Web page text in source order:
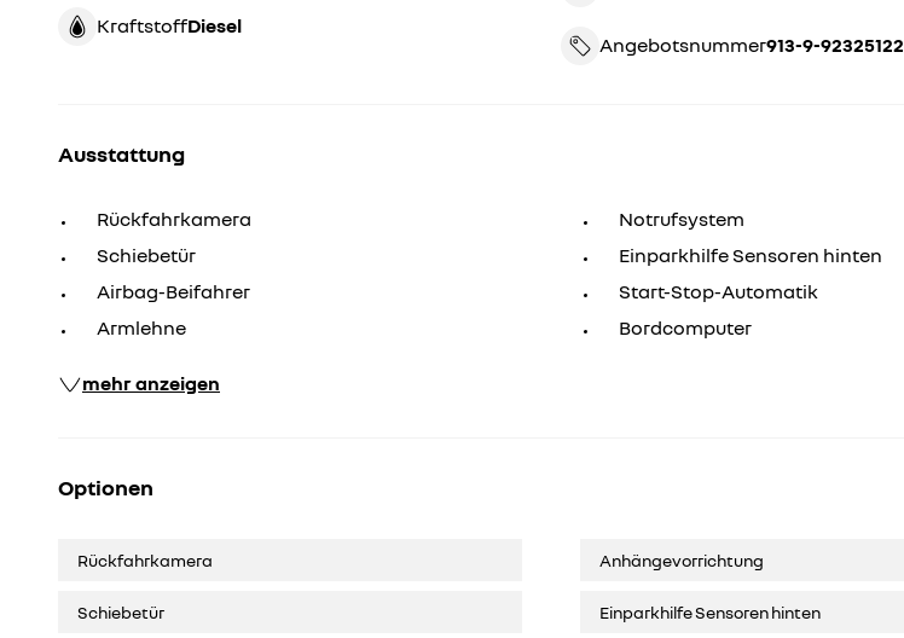
Kraftstoff Diesel
Angebotsnummer 913-9-92325122
Ausstattung
Rückfahrkamera
Schiebetür
Airbag-Beifahrer
Armlehne
Notrufsystem
Einparkhilfe Sensoren hinten
Start-Stop-Automatik
Bordcomputer
mehr anzeigen
Optionen
Rückfahrkamera
Schiebetür
Anhängevorrichtung
Einparkhilfe Sensoren hinten